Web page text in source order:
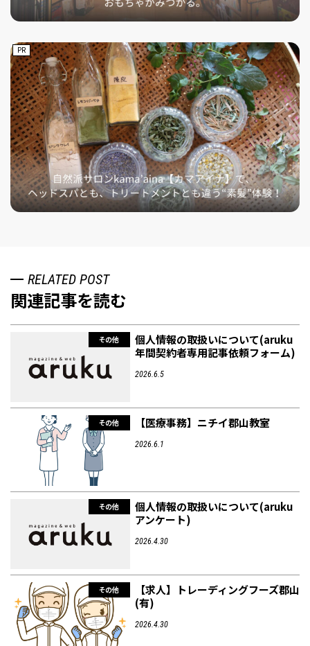
PR
RELATED POST
関連記事を読む
その他
個人情報の取扱いについて(aruku
年間契約者専用記事依頼フォーム)
2026.6.5
その他 【医療事務】ニチイ郡山教室
2026.6.1
その他
個人情報の取扱いについて(aruku
アンケート)
2026.4.30
その他
【求人】トレーディングフーズ郡山
(有)
2026.4.30